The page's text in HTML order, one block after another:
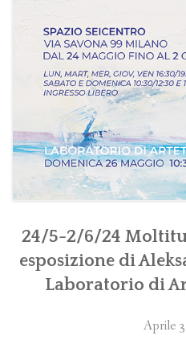
24/5-2/6/24
esposizione di
Laboratorio di
Aprile